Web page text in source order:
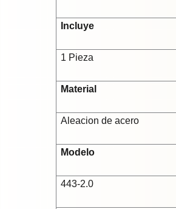
Incluye
1 Pieza
Material
Aleacion de acero
Modelo
443-2.0